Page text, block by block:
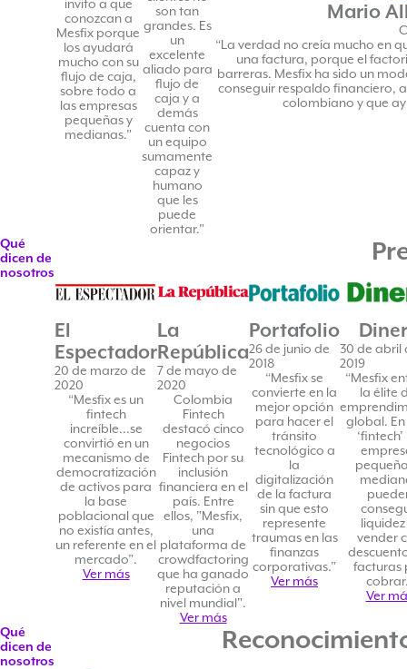
invito a que
conozcan a
Mesfix porque
los ayudará
mucho con su
flujo de caja,
sobre todo a
las empresas
pequeñas y
medianas.”
son tan
grandes. Es
un
excelente
aliado para
flujo de
caja y a
demás
cuenta con
un equipo
sumamente
capaz y
humano
que les
puede
orientar.”
Mario
“La verdad no creía mucho en
una factura, porque el
barreras. Mesfix ha sido un
conseguir respaldo financiero,
colombiano y que
Qué
dicen de
nosotros
El
Espectador
20 de marzo de
2020
“Mesfix es un
fintech
increíble...se
convirtió en un
mecanismo de
democratización
de activos para
la base
poblacional que
no existía antes,
un referente en el
mercado”.
Ver más
La
República
7 de mayo de
2020
Colombia
Fintech
destacó cinco
negocios
Fintech por su
inclusión
financiera en el
país. Entre
ellos, "Mesfix,
una
plataforma de
crowdfactoring
que ha ganado
reputación a
nivel mundial".
Ver más
Portafolio
26 de junio de
2018
“Mesfix se
convierte en la
mejor opción
para hacer el
tránsito
tecnológico a
la
digitalización
de la factura
sin que esto
represente
traumas en las
finanzas
corporativas.”
Ver más
30 de abril
2019
“Mesfix
la élite
global.
‘fintech’
vender
facturas
Ver
Qué
dicen de
nosotros